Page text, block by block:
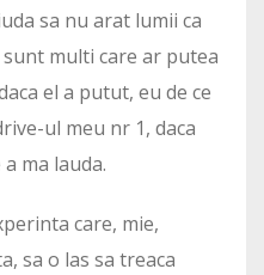
sa nu arat lumii ca
sunt multi care ar putea
el a putut, eu de ce
ul meu nr 1, daca
ma lauda.
care, mie,
sa o las sa treaca